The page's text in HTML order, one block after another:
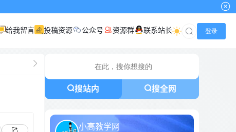
给我留言 投稿资源 公众号 资源群 联系站长 登录
搜站内 搜全网
小高教学网